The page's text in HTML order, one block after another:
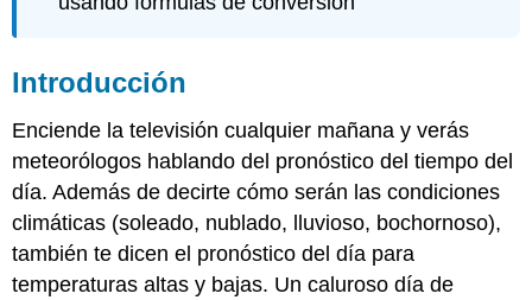
Introducción
Enciende la televisión cualquier mañana y verás
meteorólogos hablando del pronóstico del tiempo del
día. Además de decirte cómo serán las condiciones
climáticas (soleado, nublado, lluvioso, bochornoso),
también te dicen el pronóstico del día para
temperaturas altas y bajas. Un caluroso día de